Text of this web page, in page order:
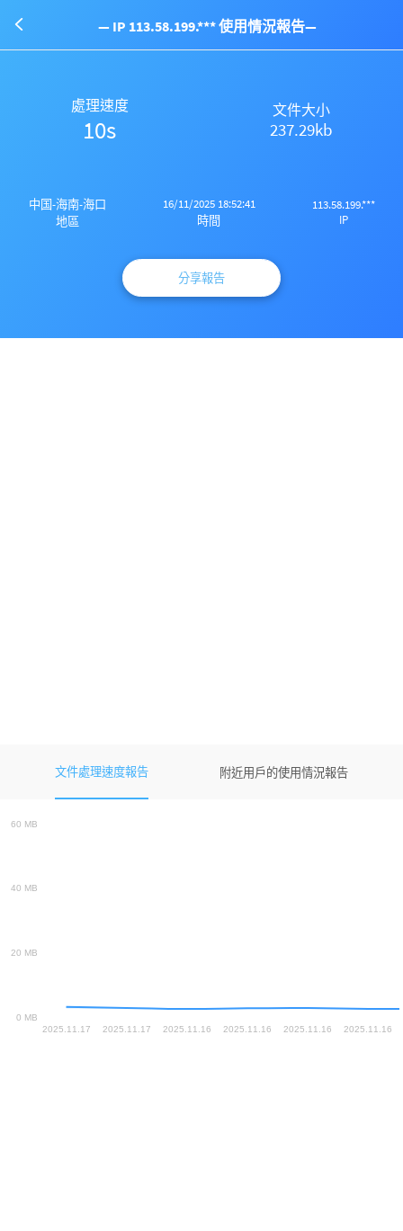
— IP 113.58.199.*** 使用情況報告—
處理速度
10s
文件大小
237.29kb
中国-海南-海口
地區
16/11/2025 18:52:41
時間
113.58.199.***
IP
分享報告
文件處理速度報告 附近用戶的使用情況報告